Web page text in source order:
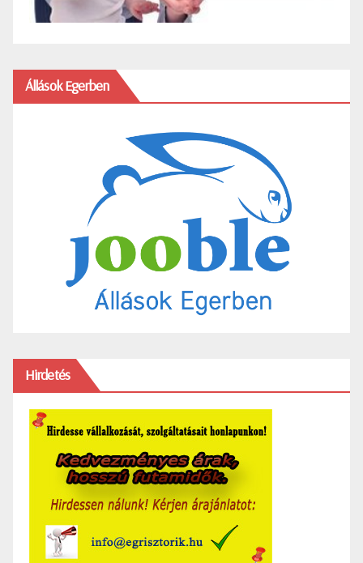
Állások Egerben
Hirdetés